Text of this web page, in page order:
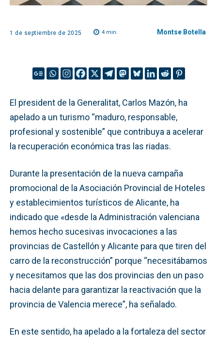
1 de septiembre de 2025 4min. Montse Botella
El president de la Generalitat, Carlos Mazón, ha
apelado a un turismo “maduro, responsable,
profesional y sostenible” que contribuya a acelerar
la recuperación económica tras las riadas.
Durante la presentación de la nueva campaña
promocional de la Asociación Provincial de Hoteles
y establecimientos turísticos de Alicante, ha
indicado que «desde la Administración valenciana
hemos hecho sucesivas invocaciones a las
provincias de Castellón y Alicante para que tiren del
carro de la reconstrucción” porque “necesitábamos
y necesitamos que las dos provincias den un paso
hacia delante para garantizar la reactivación que la
provincia de Valencia merece”, ha señalado.
En este sentido, ha apelado a la fortaleza del sector